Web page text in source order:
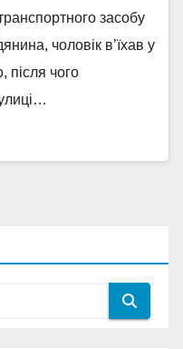
засобу
чоловік в’їхав у
після чого